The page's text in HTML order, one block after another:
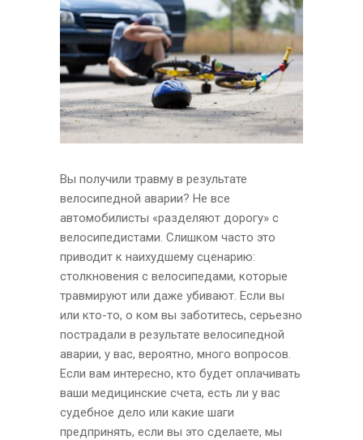
Вы получили травму в результате
велосипедной аварии? Не все
автомобилисты «разделяют дорогу» с
велосипедистами. Слишком часто это
приводит к наихудшему сценарию:
столкновения с велосипедами, которые
травмируют или даже убивают. Если вы
или кто-то, о ком вы заботитесь, серьезно
пострадали в результате велосипедной
аварии, у вас, вероятно, много вопросов.
Если вам интересно, кто будет оплачивать
ваши медицинские счета, есть ли у вас
судебное дело или какие шаги
предпринять, если вы это сделаете, мы